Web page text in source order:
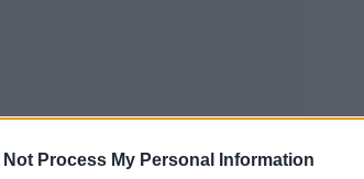
Not Process My Personal Information